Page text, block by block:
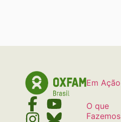
Em Ação
O que
Fazemos